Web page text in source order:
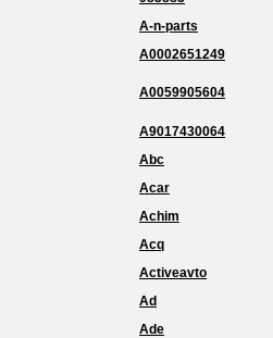
A-n-parts
A0002651249
A0059905604
A9017430064
Abc
Acar
Achim
Acq
Activeavto
Ad
Ade